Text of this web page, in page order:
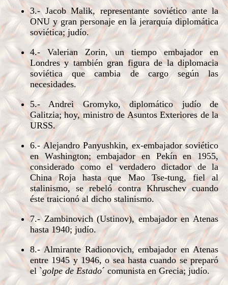
3.- Jacob Malik, representante soviético ante la
ONU y gran personaje en la jerarquía diplomática
soviética; judío.
4.- Valerian Zorin, un tiempo embajador en
Londres y también gran figura de la diplomacia
soviética que cambia de cargo según las
necesidades.
5.- Andrei Gromyko, diplomático judío de
Galitzia; hoy, ministro de Asuntos Exteriores de la
URSS.
6.- Alejandro Panyushkin, ex-embajador soviético
en Washington; embajador en Pekín en 1955,
considerado como el verdadero dictador de la
China Roja hasta que Mao Tse-tung, fiel al
stalinismo, se rebeló contra Khruschev cuando
éste traicionó al dicho stalinismo.
7.- Zambinovich (Ustinov), embajador en Atenas
hasta 1940; judío.
8.- Almirante Radionovich, embajador en Atenas
entre 1945 y 1946, o sea hasta cuando se preparó
el `golpe de Estado´ comunista en Grecia; judío.